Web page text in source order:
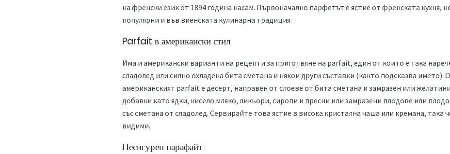
на френски език от 1894 година насам. Първоначално парфетът е ястие от френската кухня,
популярни и във виенската кулинарна традиция.
Parfait в американски стил
Има и американски варианти на рецепти за приготвяне на parfait, един от които е така
сладолед или силно охладена бита сметана и някои други съставки (както подсказва името).
американският parfait е десерт, направен от слоеве от бита сметана и замразен или
добавки като ядки, кисело мляко, ликьори, сиропи и пресни или замразени плодове или
със сметана от сладолед. Сервирайте това ястие в висока кристална чаша или кремана, така
видими.
Несигурен парафайт